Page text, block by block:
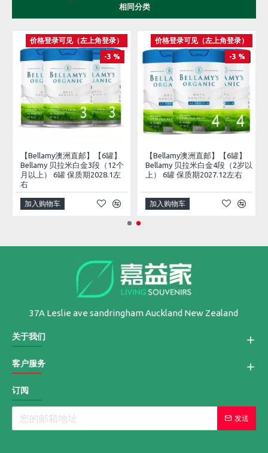
相同分类
价格登录可见（左上角登录）
-3 %
【Bellamy澳洲直邮】【6罐】
Bellamy 贝拉米白金3段（12个
月以上） 6罐 保质期2028.1左
右
加入购物车
价格登录可见（左上角登录）
-3 %
【Bellamy澳洲直邮】【6罐】
Bellamy 贝拉米白金4段（2岁以
上） 6罐 保质期2027.12左右
加入购物车
37A Leslie ave sandringham Auckland New Zealand
关于我们
客户服务
订阅
发送